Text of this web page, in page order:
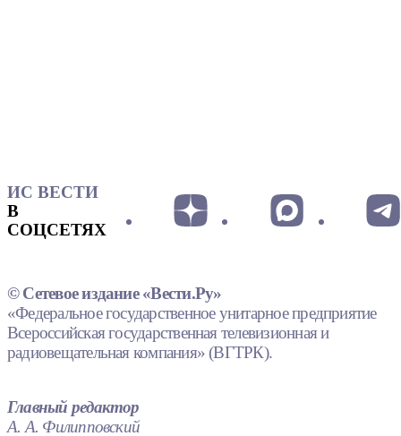
ИС ВЕСТИ
В
СОЦСЕТЯХ
© Сетевое издание «Вести.Ру»
«Федеральное государственное унитарное предприятие
Всероссийская государственная телевизионная и
радиовещательная компания» (ВГТРК).
Главный редактор
А. А. Филипповский